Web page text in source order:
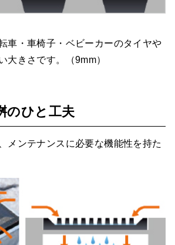
車・車椅子・ベビーカーのタイヤや
大きさです。（9mm）
ひと工夫
メンテナンスに必要な機能性を持た